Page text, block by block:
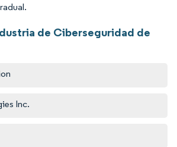
de Ciberseguridad de
Inc.